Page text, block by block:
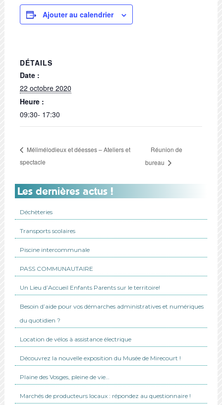
Ajouter au calendrier
DÉTAILS
Date :
22 octobre 2020
Heure :
09:30- 17:30
Mélimélodieux et déesses – Ateliers et
spectacle
Réunion de
bureau
Les dernières actus !
Déchèteries
Transports scolaires
Piscine intercommunale
PASS COMMUNAUTAIRE
Un Lieu d’Accueil Enfants Parents sur le territoire!
Besoin d’aide pour vos démarches administratives et numériques
du quotidien ?
Location de vélos à assistance électrique
Découvrez la nouvelle exposition du Musée de Mirecourt !
Plaine des Vosges, pleine de vie…
Marchés de producteurs locaux : répondez au questionnaire !